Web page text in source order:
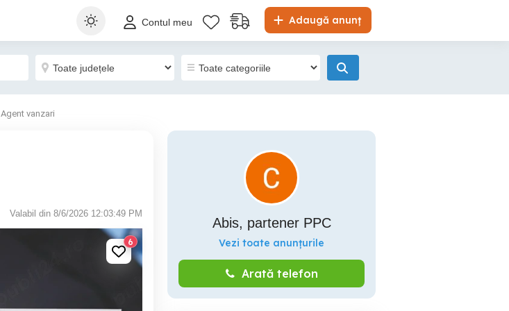
Adaugă anunț
Contul meu
Agent vanzari
Valabil din 8/6/2026 12:03:49 PM
6
Abis, partener PPC
Vezi toate anunțurile
Arată telefon